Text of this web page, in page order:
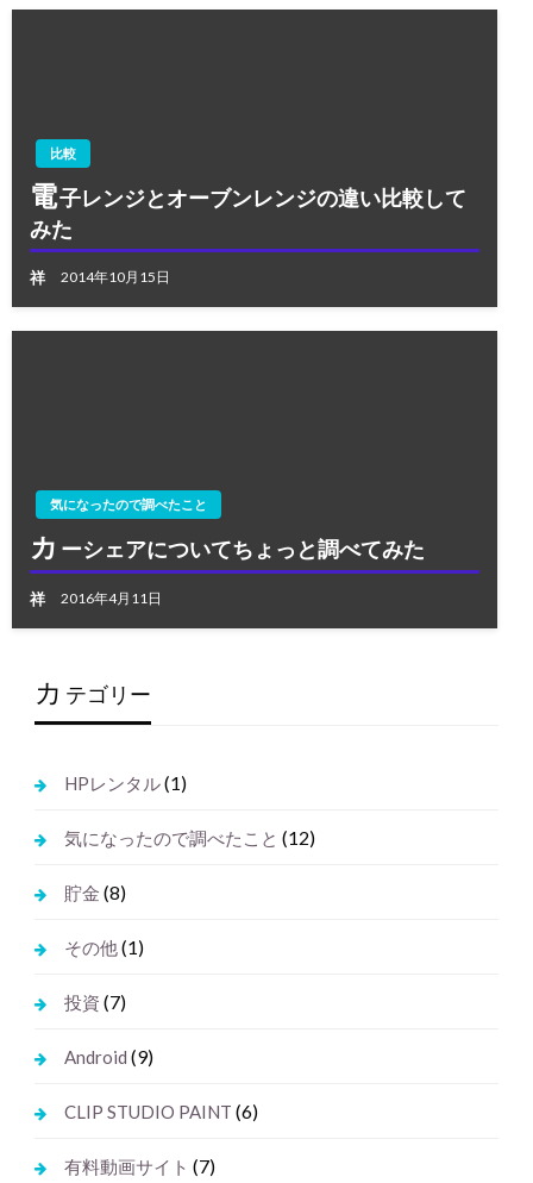
比較
電子レンジとオーブンレンジの違い比較して
みた
祥 2014年10月15日
気になったので調べたこと
カ ーシェアについてちょっと調べてみた
祥 2016年4月11日
カ テゴリー
HPレンタル(1)
気になったので調べたこと (12)
貯金 (8)
その他 (1)
投資 (7)
Android (9)
CLIP STUDIO PAINT (6)
有料動画サイト (7)